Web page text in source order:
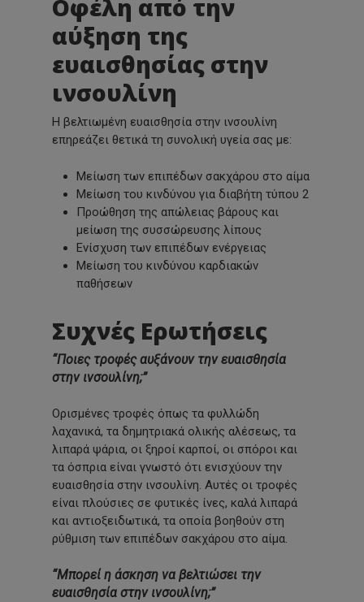
Οφέλη από την
αύξηση της
ευαισθησίας στην
ινσουλίνη
Η βελτιωμένη ευαισθησία στην ινσουλίνη
επηρεάζει θετικά τη συνολική υγεία σας με:
Μείωση των επιπέδων σακχάρου στο αίμα
Μείωση του κινδύνου για διαβήτη τύπου 2
Προώθηση της απώλειας βάρους και
μείωση της συσσώρευσης λίπους
Ενίσχυση των επιπέδων ενέργειας
Μείωση του κινδύνου καρδιακών
παθήσεων
Συχνές Ερωτήσεις
“Ποιες τροφές αυξάνουν την ευαισθησία
στην ινσουλίνη;”
Ορισμένες τροφές όπως τα φυλλώδη
λαχανικά, τα δημητριακά ολικής αλέσεως, τα
λιπαρά ψάρια, οι ξηροί καρποί, οι σπόροι και
τα όσπρια είναι γνωστό ότι ενισχύουν την
ευαισθησία στην ινσουλίνη. Αυτές οι τροφές
είναι πλούσιες σε φυτικές ίνες, καλά λιπαρά
και αντιοξειδωτικά, τα οποία βοηθούν στη
ρύθμιση των επιπέδων σακχάρου στο αίμα.
“Μπορεί η άσκηση να βελτιώσει την
ευαισθησία στην ινσουλίνη;”